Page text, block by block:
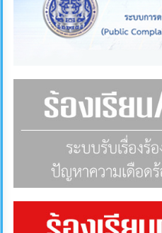
ดำเนิน
การ
ทุจริต
มาตรการ
ภายใน
ป้องกัน
การ
ทุจริต